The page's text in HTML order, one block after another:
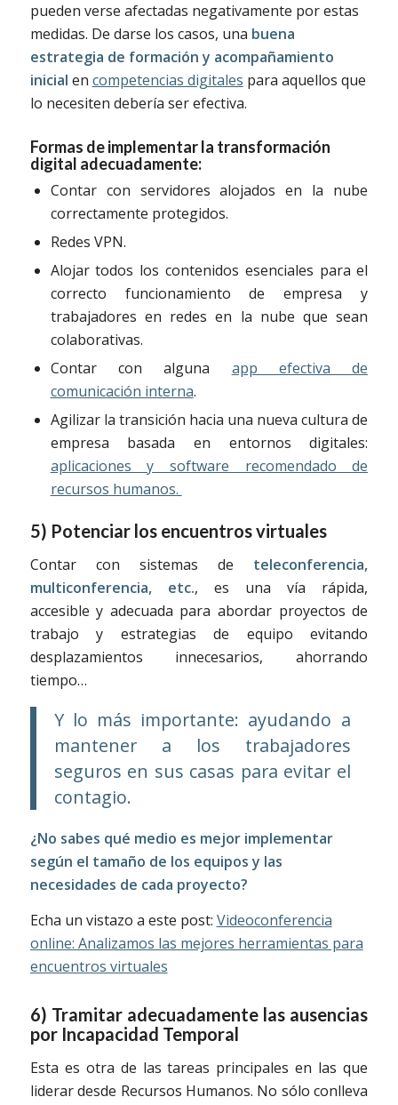
pueden verse afectadas negativamente por estas
medidas. De darse los casos, una buena
estrategia de formación y acompañamiento
inicial en competencias digitales para aquellos que
lo necesiten debería ser efectiva.
Formas de implementar la transformación
digital adecuadamente:
Contar con servidores alojados en la nube
correctamente protegidos.
Redes VPN.
Alojar todos los contenidos esenciales para el
correcto funcionamiento de empresa y
trabajadores en redes en la nube que sean
colaborativas.
Contar con alguna app efectiva de
comunicación interna.
Agilizar la transición hacia una nueva cultura de
empresa basada en entornos digitales:
aplicaciones y software recomendado de
recursos humanos.
5) Potenciar los encuentros virtuales
Contar con sistemas de teleconferencia,
multiconferencia, etc., es una vía rápida,
accesible y adecuada para abordar proyectos de
trabajo y estrategias de equipo evitando
desplazamientos innecesarios, ahorrando
tiempo…
Y lo más importante: ayudando a
mantener a los trabajadores
seguros en sus casas para evitar el
contagio.
¿No sabes qué medio es mejor implementar
según el tamaño de los equipos y las
necesidades de cada proyecto?
Echa un vistazo a este post: Videoconferencia
online: Analizamos las mejores herramientas para
encuentros virtuales
6) Tramitar adecuadamente las ausencias
por Incapacidad Temporal
Esta es otra de las tareas principales en las que
liderar desde Recursos Humanos. No sólo conlleva